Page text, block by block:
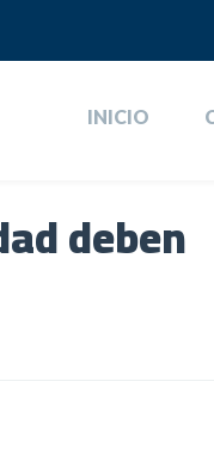
INICIO
deben